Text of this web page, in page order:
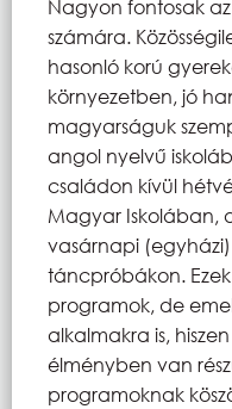
Nagyon fontosak
számára.
hasonló korú
környezetben, jó
magyarságuk
angol nyelvű
családon kívül
Magyar Iskolában,
vasárnapi
táncpróbákon.
programok, de
alkalmakra is,
élményben van
programoknak